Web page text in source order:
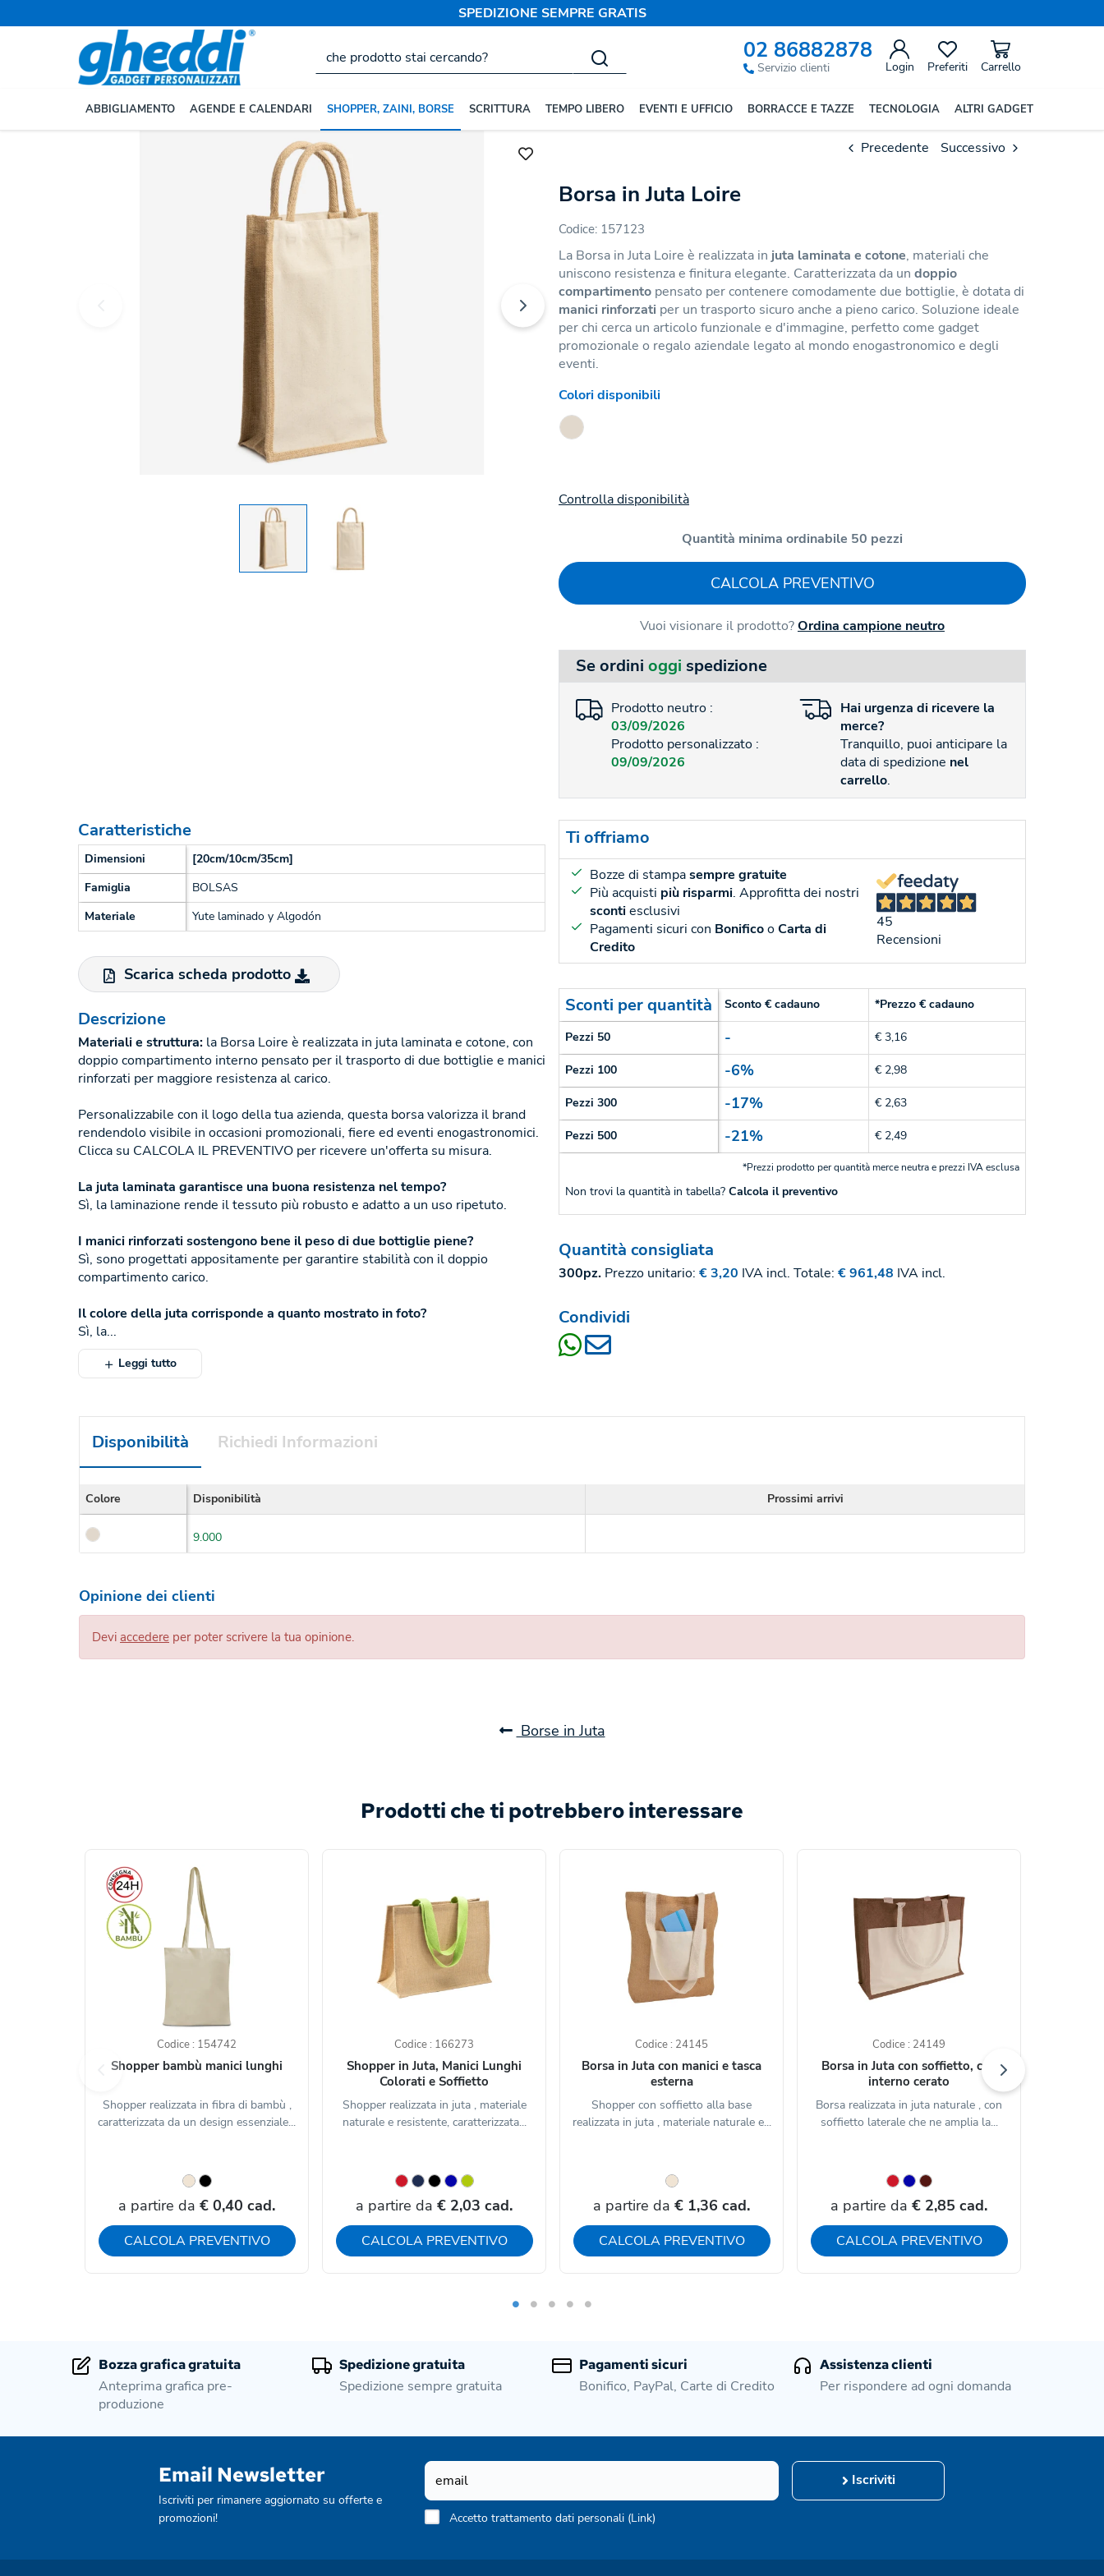
SPEDIZIONE SEMPRE GRATIS
02 86882878
Servizio clienti Login Preferiti Carrello
ABBIGLIAMENTO AGENDE E CALENDARI SHOPPER, ZAINI, BORSE SCRITTURA TEMPO LIBERO EVENTI E UFFICIO BORRACCE E TAZZE TECNOLOGIA ALTRI GADGET
Borse Shopper Personalizzate Precedente Successivo
Borsa in Juta Loire
Codice: 157123
La Borsa in Juta Loire è realizzata in juta laminata e cotone, materiali che
uniscono resistenza e finitura elegante. Caratterizzata da un doppio
compartimento pensato per contenere comodamente due bottiglie, è dotata di
manici rinforzati per un trasporto sicuro anche a pieno carico. Soluzione ideale
per chi cerca un articolo funzionale e d'immagine, perfetto come gadget
promozionale o regalo aziendale legato al mondo enogastronomico e degli
eventi.
Colori disponibili
Controlla disponibilità
Quantità minima ordinabile 50 pezzi
CALCOLA PREVENTIVO
Vuoi visionare il prodotto?Ordina campione neutro
Se ordini oggi spedizione
Prodotto neutro :
03/09/2026
Prodotto personalizzato :
09/09/2026
Hai urgenza di ricevere la
merce?
Tranquillo, puoi anticipare la
data di spedizione nel
carrello.
Caratteristiche
Dimensioni
[20cm/10cm/35cm]
Famiglia
BOLSAS
Materiale
Yute laminado y Algodón
Scarica scheda prodotto
Descrizione
Materiali e struttura: la Borsa Loire è realizzata in juta laminata e cotone, con
doppio compartimento interno pensato per il trasporto di due bottiglie e manici
rinforzati per maggiore resistenza al carico.
Personalizzabile con il logo della tua azienda, questa borsa valorizza il brand
rendendolo visibile in occasioni promozionali, fiere ed eventi enogastronomici.
Clicca su CALCOLA IL PREVENTIVO per ricevere un'offerta su misura.
La juta laminata garantisce una buona resistenza nel tempo?
Sì, la laminazione rende il tessuto più robusto e adatto a un uso ripetuto.
I manici rinforzati sostengono bene il peso di due bottiglie piene?
Sì, sono progettati appositamente per garantire stabilità con il doppio
compartimento carico.
Il colore della juta corrisponde a quanto mostrato in foto?
Sì, la...
Leggi tutto
Ti offriamo
Bozze di stampasempre gratuite
Più acquisti più risparmi. Approfitta dei nostri
scontiesclusivi
Pagamenti sicuri con BonificooCarta di
Credito
45
Recensioni
Sconti per quantità Sconto € cadauno *Prezzo € cadauno
Pezzi 50 - € 3,16
Pezzi 100 -6% € 2,98
Pezzi 300 -17% € 2,63
Pezzi 500 -21% € 2,49
*Prezzi prodotto per quantità merce neutra e prezzi IVA esclusa
Non trovi la quantità in tabella? Calcola il preventivo
Quantità consigliata
300pz. Prezzo unitario: € 3,20 IVA incl. Totale: € 961,48 IVA incl.
Condividi
Disponibilità Richiedi Informazioni
Colore Disponibilità Prossimi arrivi
9.000
Opinione dei clienti
Devi accedere per poter scrivere la tua opinione.
Borse in Juta
Prodotti che ti potrebbero interessare
Codice : 154742
Shopper bambù manici lunghi
Shopper realizzata in fibra di bambù ,
caratterizzata da un design essenziale...
a partire da € 0,40 cad.
CALCOLA PREVENTIVO
Codice : 166273
Shopper in Juta, Manici Lunghi
Colorati e Soffietto
Shopper realizzata in juta , materiale
naturale e resistente, caratterizzata...
a partire da € 2,03 cad.
CALCOLA PREVENTIVO
Codice : 24145
Borsa in Juta con manici e tasca
esterna
Shopper con soffietto alla base
realizzata in juta , materiale naturale e...
a partire da € 1,36 cad.
CALCOLA PREVENTIVO
Codice : 24149
Borsa in Juta con soffietto, con
interno cerato
Borsa realizzata in juta naturale , con
soffietto laterale che ne amplia la...
a partire da € 2,85 cad.
CALCOLA PREVENTIVO
Bozza grafica gratuita
Anteprima grafica pre-
produzione
Spedizione gratuita
Spedizione sempre gratuita
Pagamenti sicuri
Bonifico, PayPal, Carte di Credito
Assistenza clienti
Per rispondere ad ogni domanda
Email Newsletter
Iscriviti per rimanere aggiornato su offerte e
promozioni!
Iscriviti
Accetto trattamento dati personali (Link)